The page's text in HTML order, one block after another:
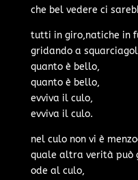
che bel vedere ci
tutti in giro,natiche in
gridando a
quanto è bello,
quanto è bello,
evviva il culo,
evviva il culo.
nel culo non vi è
quale altra verità può
ode al culo,